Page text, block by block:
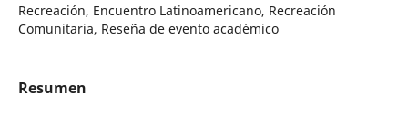
Recreación, Encuentro Latinoamericano, Recreación
Comunitaria, Reseña de evento académico
Resumen